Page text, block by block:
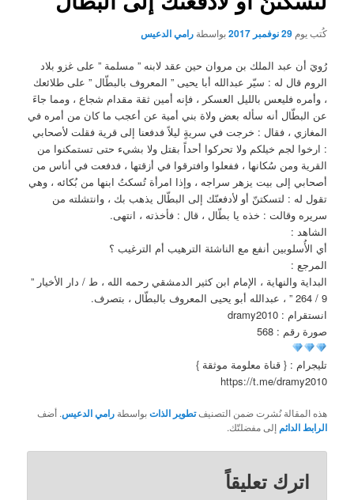
كُتب يوم29 نوفمبر 2017 بواسطةرامي الدعيس
رُويَ أن عبد الملك بن مروان حين عقد لابنه ” مسلمة ” على غزو بلاد
الروم قال له : سيّر عبدالله أبا يحيى ” المعروف بالبطّال ” على طلائعك
، وأمره فليعس بالليل العسكر ، فإنه أمين ثقة مقدام شجاع ، ومما جاءَ
عن البطّال أنه سأله بعض ولاة بني أمية عن أعجب ما كان من أمره في
المغازي ، فقال : خرجت في سريةٍ ليلاً فدفعنا إلى قرية فقلت لأصحابي
: ارخوا لجم خيلكم ولا تحركوا أحداً بقتل ولا بشيء حتى تستمكنوا من
القرية ومن سُكانها ، ففعلوا وافترقوا في أزقتها ، فدفعت في أناس من
أصحابي إلى بيت يزهر سراجه ، وإذا امرأة تُسكتُ ابنها من بُكائه ، وهي
تقول له : لتسكتنّ أو لأدفعنّك إلى البطّال يذهب بك ، وانتشلته من
سريره وقالت : خذه يا بطّال ، قال : فأخذته ، انتهى.
الشاهد :
أي الأُسلوبين أنفع مع الناشئة الترهيب أم الترغيب ؟
المرجع :
البداية والنهاية ، الإمام ابن كثير الدمشقي رحمه الله ، ط / دار الأخيار ”
9 / 264 ” ، عبدالله أبو يحيى المعروف بالبطّال ، بتصرف.
انستقرام : dramy2010
صورة رقم : 568
تليجرام : { قناة معلومة موثقة }
https://t.me/dramy2010
هذه المقالة نُشرت ضمن التصنيفتطوير الذاتبواسطةرامي الدعيس. أضف
الرابط الدائم إلى مفضلتّك.
اترك تعليقاً